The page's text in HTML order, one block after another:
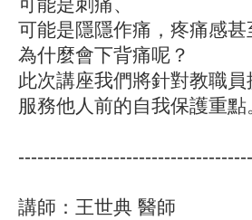
可能是隱隱作痛，疼痛感
為什麼會下背痛呢？
此次講座我們將針對教職
服務他人前的自我保護重點
講師： 王世典 醫師